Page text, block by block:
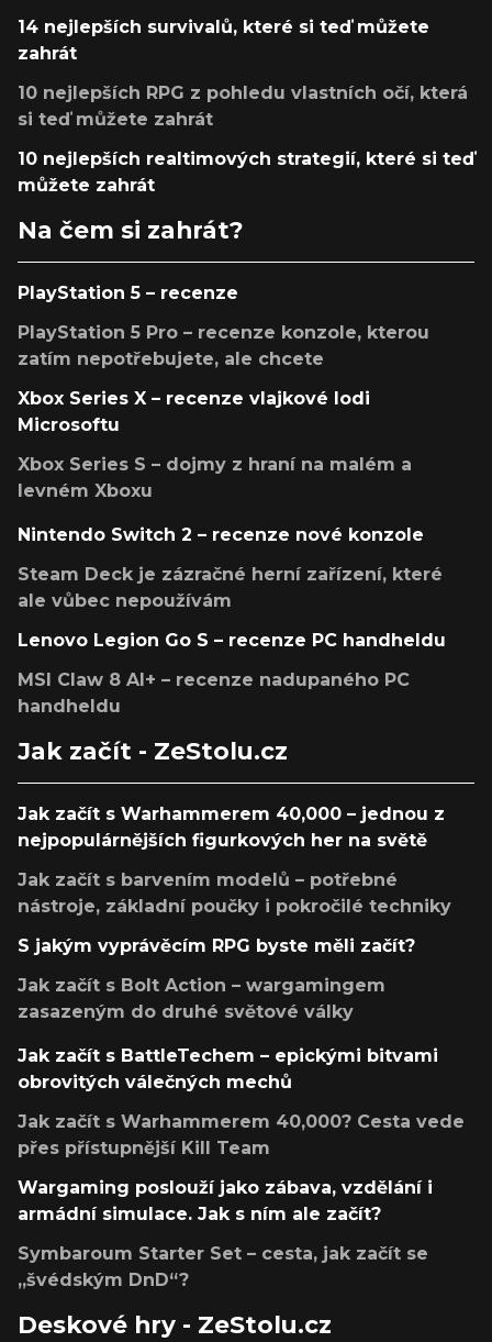
14 nejlepších survivalů, které si teď můžete
zahrát
10 nejlepších RPG z pohledu vlastních očí, která
si teď můžete zahrát
10 nejlepších realtimových strategií, které si teď
můžete zahrát
Na čem si zahrát?
PlayStation 5 – recenze
PlayStation 5 Pro – recenze konzole, kterou
zatím nepotřebujete, ale chcete
Xbox Series X – recenze vlajkové lodi
Microsoftu
Xbox Series S – dojmy z hraní na malém a
levném Xboxu
Nintendo Switch 2 – recenze nové konzole
Steam Deck je zázračné herní zařízení, které
ale vůbec nepoužívám
Lenovo Legion Go S – recenze PC handheldu
MSI Claw 8 AI+ – recenze nadupaného PC
handheldu
Jak začít - ZeStolu.cz
Jak začít s Warhammerem 40,000 – jednou z
nejpopulárnějších figurkových her na světě
Jak začít s barvením modelů – potřebné
nástroje, základní poučky i pokročilé techniky
S jakým vyprávěcím RPG byste měli začít?
Jak začít s Bolt Action – wargamingem
zasazeným do druhé světové války
Jak začít s BattleTechem – epickými bitvami
obrovitých válečných mechů
Jak začít s Warhammerem 40,000? Cesta vede
přes přístupnější Kill Team
Wargaming poslouží jako zábava, vzdělání i
armádní simulace. Jak s ním ale začít?
Symbaroum Starter Set – cesta, jak začít se
„švédským DnD“?
Deskové hry - ZeStolu.cz